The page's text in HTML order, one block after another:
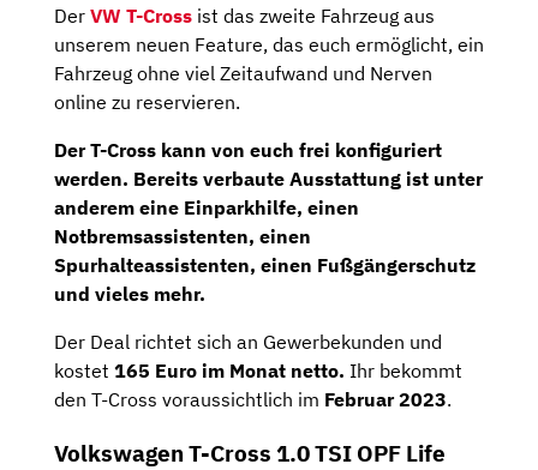
Der VW T-Cross ist das zweite Fahrzeug aus
unserem neuen Feature, das euch ermöglicht, ein
Fahrzeug ohne viel Zeitaufwand und Nerven
online zu reservieren.
Der T-Cross kann von euch frei konfiguriert
werden. Bereits verbaute Ausstattung ist unter
anderem eine Einparkhilfe, einen
Notbremsassistenten, einen
Spurhalteassistenten, einen Fußgängerschutz
und vieles mehr.
Der Deal richtet sich an Gewerbekunden und
kostet 165 Euro im Monat netto. Ihr bekommt
den T-Cross voraussichtlich im Februar 2023.
Volkswagen T-Cross 1.0 TSI OPF Life